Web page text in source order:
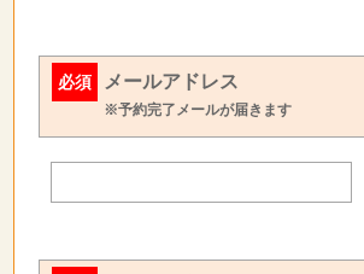
必須 メールアドレス
※予約完了メールが届きます